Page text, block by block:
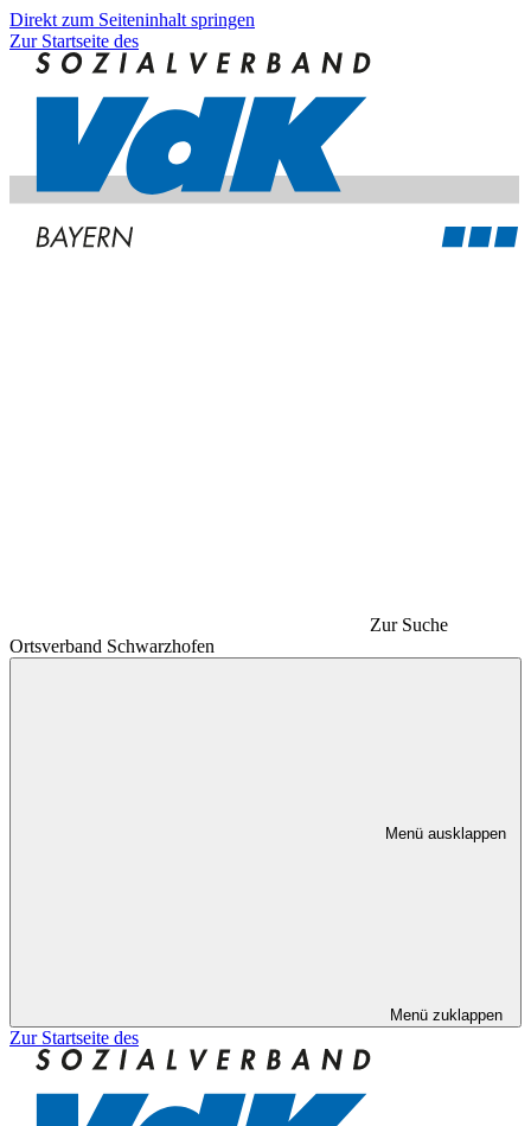
Direkt zum Seiteninhalt springen
Zur Startseite des
Zur Suche
Ortsverband Schwarzhofen
Menü ausklappen
Menü zuklappen
Zur Startseite des